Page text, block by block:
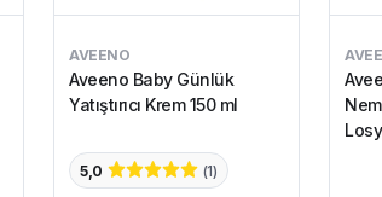
AVEENO
Aveeno Baby Günlük
Yatıştırıcı Krem 150 ml
5,0 (1)